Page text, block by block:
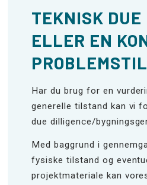
TEKNISK DUE
ELLER EN
Har du brug for en
generelle tilstand kan vi
due dilligence/
Med baggrund i
fysiske tilstand og
projektmateriale kan